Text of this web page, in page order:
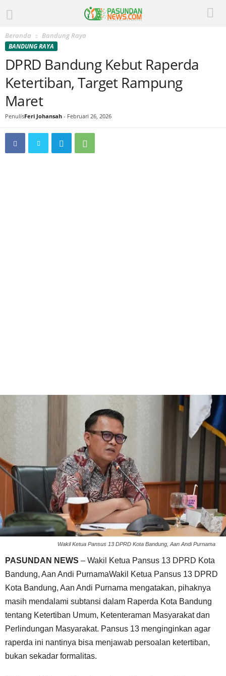
Beranda Bandung Raya
BANDUNG RAYA
DPRD Bandung Kebut Raperda
Ketertiban, Target Rampung
Maret
PenulisFeri Johansah - Februari 26, 2026
Wakil Ketua Pansus 13 DPRD Kota Bandung, Aan Andi Purnama
PASUNDAN NEWS – Wakil Ketua Pansus 13 DPRD Kota
Bandung, Aan Andi PurnamaWakil Ketua Pansus 13 DPRD
Kota Bandung, Aan Andi Purnama mengatakan, pihaknya
masih mendalami subtansi dalam Raperda Kota Bandung
tentang Ketertiban Umum, Ketenteraman Masyarakat dan
Perlindungan Masyarakat. Pansus 13 menginginkan agar
raperda ini nantinya bisa menjawab persoalan ketertiban,
bukan sekadar formalitas.